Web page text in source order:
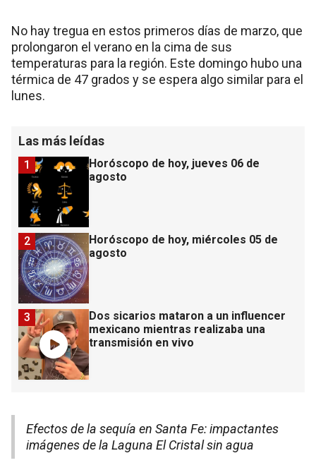
No hay tregua en estos primeros días de marzo, que
prolongaron el verano en la cima de sus
temperaturas para la región. Este domingo hubo una
térmica de 47 grados y se espera algo similar para el
lunes.
Las más leídas
Horóscopo de hoy, jueves 06 de
agosto
1
Horóscopo de hoy, miércoles 05 de
agosto
2
Dos sicarios mataron a un influencer
mexicano mientras realizaba una
transmisión en vivo
3
Efectos de la sequía en Santa Fe: impactantes
imágenes de la Laguna El Cristal sin agua